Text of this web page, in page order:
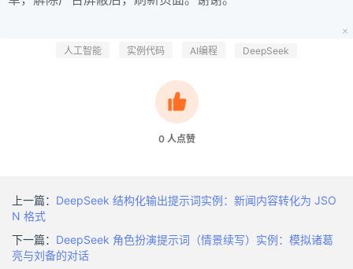
人工智能 实例代码 AI编程 DeepSeek
0 人点赞
上一篇： DeepSeek 结构化输出提示词实例：新闻内容转化为 JSO
N 格式
下一篇： DeepSeek 角色扮演提示词（情景续写）实例：模拟诸葛
亮与刘备的对话